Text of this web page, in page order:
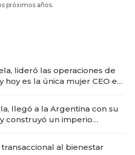
próximos años.
lideró las operaciones de
hoy es la única mujer CEO en
llegó a la Argentina con su
construyó un imperio
al bienestar